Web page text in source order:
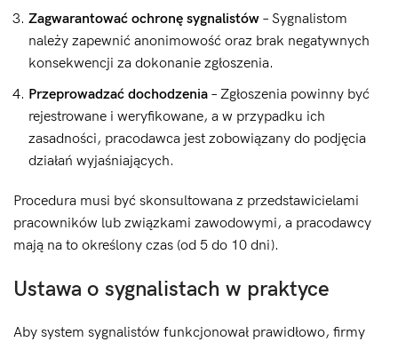
Zagwarantować ochronę sygnalistów – Sygnalistom
należy zapewnić anonimowość oraz brak negatywnych
konsekwencji za dokonanie zgłoszenia.
Przeprowadzać dochodzenia – Zgłoszenia powinny być
rejestrowane i weryfikowane, a w przypadku ich
zasadności, pracodawca jest zobowiązany do podjęcia
działań wyjaśniających.
Procedura musi być skonsultowana z przedstawicielami
pracowników lub związkami zawodowymi, a pracodawcy
mają na to określony czas (od 5 do 10 dni).
Ustawa o sygnalistach w praktyce
Aby system sygnalistów funkcjonował prawidłowo, firmy